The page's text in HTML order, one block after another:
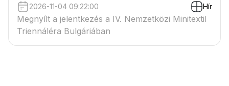
2026-11-04 09:22:00 Hír
Megnyílt a jelentkezés a IV. Nemzetközi Minitextil
Triennáléra Bulgáriában